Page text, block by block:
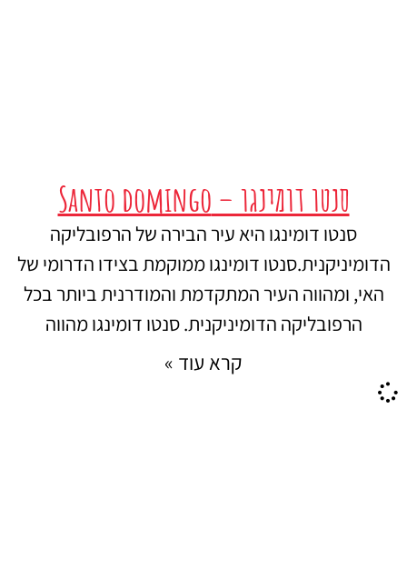
סנטו דומינגו – Santo domingo
סנטו דומינגו היא עיר הבירה של הרפובליקה
הדומיניקנית.סנטו דומינגו ממוקמת בצידו הדרומי של
האי, ומהווה העיר המתקדמת והמודרנית ביותר בכל
הרפובליקה הדומיניקנית. סנטו דומינגו מהווה
קרא עוד »